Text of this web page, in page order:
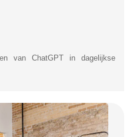
van ChatGPT in dagelijkse